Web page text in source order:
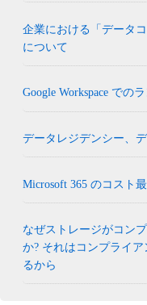
企業における「データ
について
Google Workspace での
データレジデンシー、
Microsoft 365 のコスト
なぜストレージがコン
か? それはコンプライ
るから